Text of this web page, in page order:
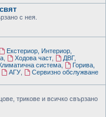
с нея.
Екстериор, Интериор,
, Ходова част,
ДВГ,
система,
Горива,
AГУ,
Сервизно обслужване
трикове и всичко свързано